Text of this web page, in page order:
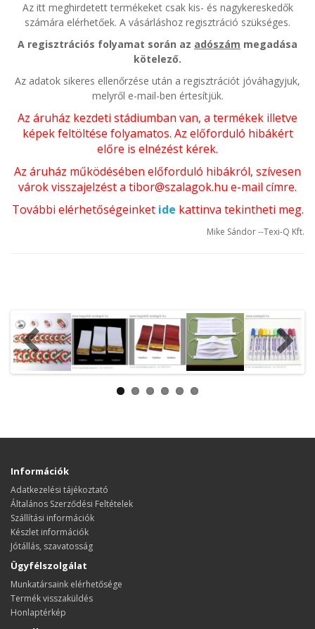
Az itt meghirdetett termékeket csak kis- és nagykereskedők
számára elérhetőek. A vásárláshoz regisztráció szükséges.
A regisztrációs folyamat során az adószám megadása
kötelező.
Az adatok sikeres ellenőrzése után a regisztrációt jóváhagyjuk,
melyről e-mail-ben értesítjük.
Az áruház kezdeti stádiumban van, a termékek illetve
képek feltöltése folyamatos. Az előforduló hibákért
előre is elnézést kérek.
Az áruház működésében előforduló hibákról, szívesen
várok visszajelzést a tibor@szalagok.hu e-mail címre.
További elérhetőségeinket ide kattinva tekintheti meg.
Mike Sándor --Texi-Q Kft.
Információk
Adatkezelési tájékoztató
Általános Szerződési Feltételek
Szállítási információk
Készlet információk
Jótállás, szavatosság
Ügyfélszolgálat
Munkatársaink elérhetősége
Termék visszaküldés
Honlaptérkép